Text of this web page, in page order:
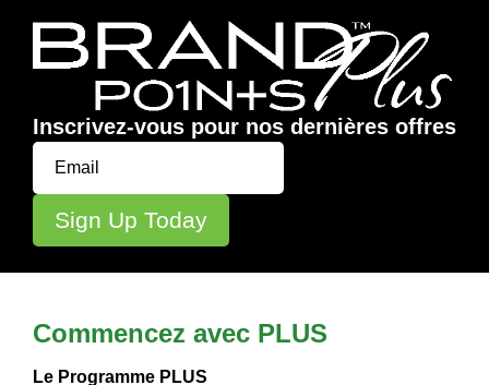
Inscrivez-vous pour nos dernières offres
Commencez avec PLUS
Le Programme PLUS